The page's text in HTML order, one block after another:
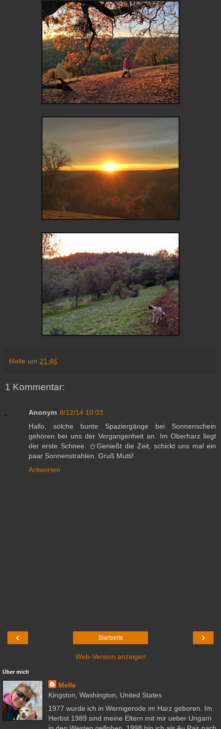
Melle um 21:46
1 Kommentar:
Anonym 8/12/14 10:03
Hallo, solche bunte Spaziergänge bei Sonnenschein
gehören bei uns der Vergangenheit an. Im Oberharz liegt
der erste Schnee. ⛄️Genießt die Zeit, schickt uns mal ein
paar Sonnenstrahlen. Gruß Mutti!
Antworten
‹ ›
Startseite
Web-Version anzeigen
Über mich
Melle
Kingston, Washington, United States
1977 wurde ich in Wernigerode im Harz geboren. Im
Herbst 1989 sind meine Eltern mit mir ueber Ungarn